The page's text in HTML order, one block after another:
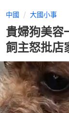
中國 大國小事
貴婦狗美
飼主怒批店